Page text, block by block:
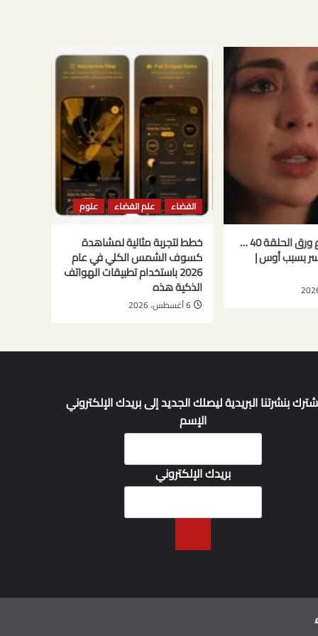
مسلسل حب ع ورق الحلقة 40 …
بسبب أوس |
الفضاء علم الفضاء علوم
خطط لتجربة مثالية لمشاهدة
كسوف الشمس الكلي في عام
2026 باستخدام تطبيقات الهواتف
الذكية هذه
6 أغسطس، 2026
بنشرتنا البريدية ليصلك الجديد إلى بريدك الإلكتروني
الإسم
بريدك الإلكتروني